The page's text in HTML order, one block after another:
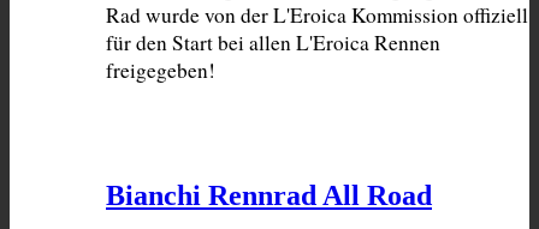
Rad wurde von der L'Eroica Kommission offiziell
für den Start bei allen L'Eroica Rennen
freigegeben!
Bianchi Rennrad All Road